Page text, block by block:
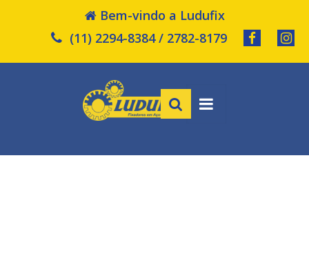
Bem-vindo a Ludufix
(11) 2294-8384 / 2782-8179